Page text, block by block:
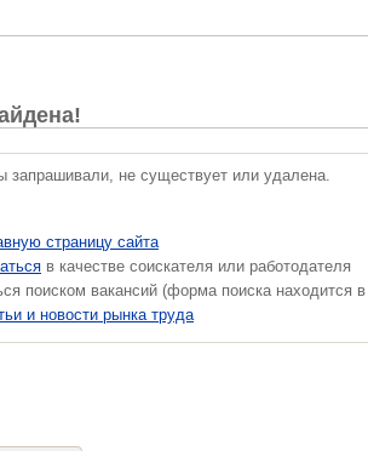
запрашивали, не существует или удалена.
страницу сайта
в качестве соискателя или работодателя
поиском вакансий (форма поиска находится
и новости рынка труда